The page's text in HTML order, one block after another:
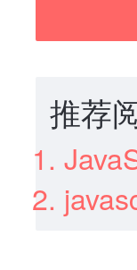
推荐